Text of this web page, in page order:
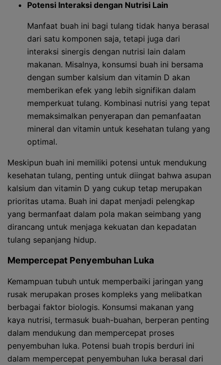
Potensi Interaksi dengan Nutrisi Lain
Manfaat buah ini bagi tulang tidak hanya berasal
dari satu komponen saja, tetapi juga dari
interaksi sinergis dengan nutrisi lain dalam
makanan. Misalnya, konsumsi buah ini bersama
dengan sumber kalsium dan vitamin D akan
memberikan efek yang lebih signifikan dalam
memperkuat tulang. Kombinasi nutrisi yang tepat
memaksimalkan penyerapan dan pemanfaatan
mineral dan vitamin untuk kesehatan tulang yang
optimal.
Meskipun buah ini memiliki potensi untuk mendukung
kesehatan tulang, penting untuk diingat bahwa asupan
kalsium dan vitamin D yang cukup tetap merupakan
prioritas utama. Buah ini dapat menjadi pelengkap
yang bermanfaat dalam pola makan seimbang yang
dirancang untuk menjaga kekuatan dan kepadatan
tulang sepanjang hidup.
Mempercepat Penyembuhan Luka
Kemampuan tubuh untuk memperbaiki jaringan yang
rusak merupakan proses kompleks yang melibatkan
berbagai faktor biologis. Konsumsi makanan yang
kaya nutrisi, termasuk buah-buahan, berperan penting
dalam mendukung dan mempercepat proses
penyembuhan luka. Potensi buah tropis berduri ini
dalam mempercepat penyembuhan luka berasal dari